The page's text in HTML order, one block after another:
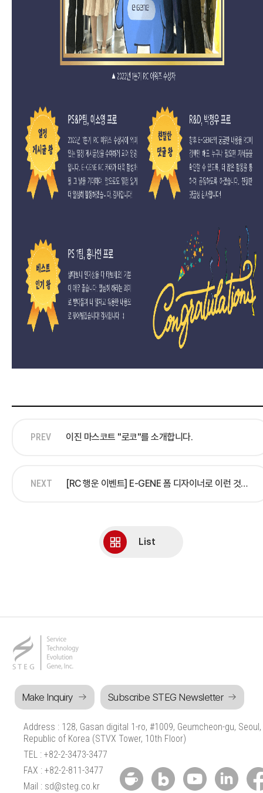
PREV 이진 마스코트 "로코"를 소개합니다.
NEXT [RC 행운 이벤트] E-GENE 폼 디자이너로 이런 것도 만들수 있다??
List
Make Inquiry Subscribe STEG Newsletter
Address : 128, Gasan digital 1-ro, #1009, Geumcheon-gu, Seoul,
Republic of Korea (STVX Tower, 10th Floor)
TEL : +82-2-3473-3477
FAX : +82-2-811-3477
Mail : sd@steg.co.kr